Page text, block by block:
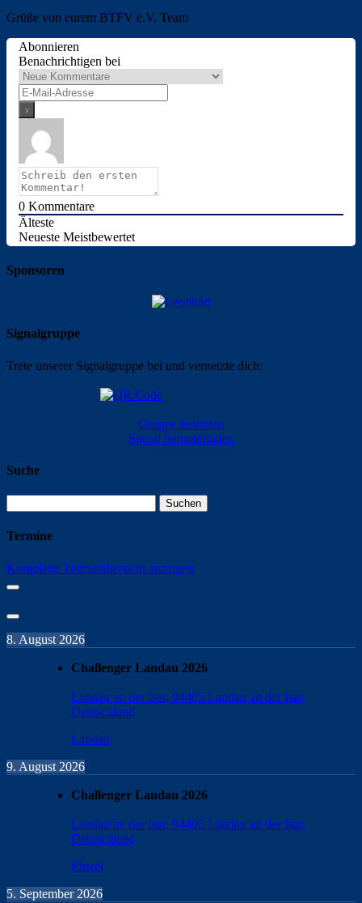
Grüße von eurem BTFV e.V. Team
Abonnieren
Benachrichtigen bei
0 Kommentare
Älteste
Neueste Meistbewertet
Sponsoren
Signalgruppe
Trete unserer Signalgruppe bei und vernetzte dich:
Gruppe beitreten
Signal herunterladen
Suche
nach:
Termine
Komplette Terminübersicht anzeigen
8. August 2026
Challenger Landau 2026
Landau an der Isar, 94405 Landau an der Isar,
Deutschland
Landau
9. August 2026
Challenger Landau 2026
Landau an der Isar, 94405 Landau an der Isar,
Deutschland
Einzel
5. September 2026